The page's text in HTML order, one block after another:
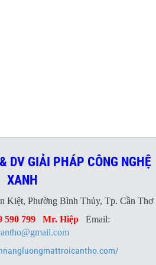
DV GIẢI PHÁP CÔNG NGHỆ
XANH
Kiệt, Phường Bình Thủy, Tp. Cần Thơ
590 799 Mr. Hiệp Email: